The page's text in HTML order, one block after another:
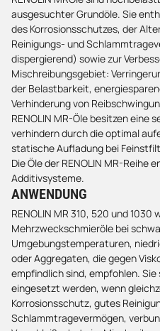
ausgesuchter Grundöle. Sie
des Korrosionsschutzes, der
Reinigungs- und
dispergierend) sowie zur
Mischreibungsgebiet:
der Belastbarkeit,
Verhinderung von
RENOLIN MR-Öle besitzen eine
verhindern durch die optimal
statische Aufladung bei
Die Öle der RENOLIN MR-Reihe
Additivsysteme.
ANWENDUNG
RENOLIN MR 310, 520 und 1030
Mehrzweckschmieröle bei
Umgebungstemperaturen,
oder Aggregaten, die gegen
empfindlich sind, empfohlen.
eingesetzt werden, wenn
Korrosionsschutz, gutes
Schlammtragevermögen,